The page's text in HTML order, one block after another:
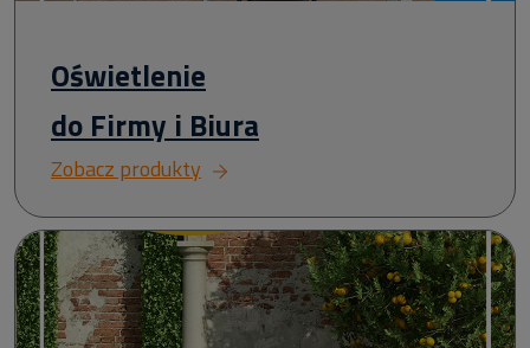
Oświetlenie
do Firmy i Biura
Zobacz produkty